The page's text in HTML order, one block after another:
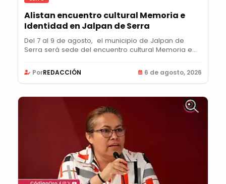
Alistan encuentro cultural Memoria e
Identidad en Jalpan de Serra
Del 7 al 9 de agosto, el municipio de Jalpan de
Serra será sede del encuentro cultural Memoria e...
PorREDACCIÓN 6 de agosto, 2026